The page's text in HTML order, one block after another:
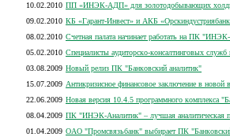
10.02.2010 ПП «ИНЭК-АДП» для золотодобывающих
09.02.2010 КБ «Гарант-Инвест» и АКБ
08.02.2010 Счетная палата начинает работать на ПК
05.02.2010 Специалисты аудиторско-консалтинговых
03.08.2009 Новый релиз ПК "Банковский аналитик"
15.07.2009 Антикризисное финансовое заключение в
22.06.2009 Новая версия 10.4.5 программного комплекса
08.04.2009 ПК "ИНЭК-Аналитик" – лучшая аналитическая
01.04.2009 ОАО "Промсвязьбанк" выбирает ПК